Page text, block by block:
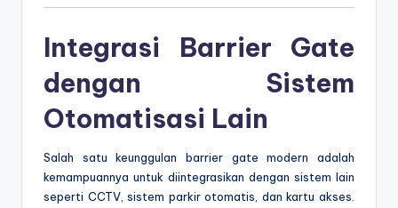
Integrasi Barrier Gate
dengan Sistem
Otomatisasi Lain
Salah satu keunggulan barrier gate modern adalah
kemampuannya untuk diintegrasikan dengan sistem lain
seperti CCTV, sistem parkir otomatis, dan kartu akses.